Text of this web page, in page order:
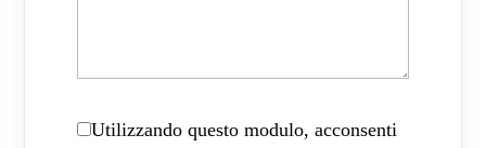
Utilizzando questo modulo, acconsenti